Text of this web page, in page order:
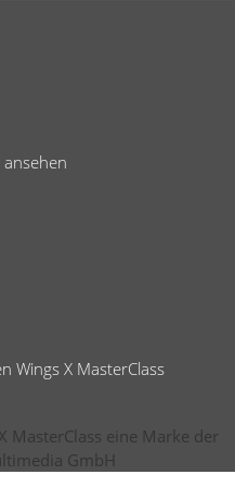
Wings X MasterClass
MasterClass eine Marke der
GmbH